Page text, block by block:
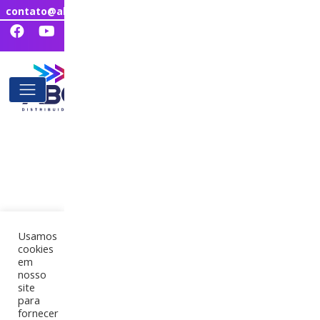
contato@abcdistribuidora.com.br
Usamos
cookies
em
nosso
site
para
fornecer